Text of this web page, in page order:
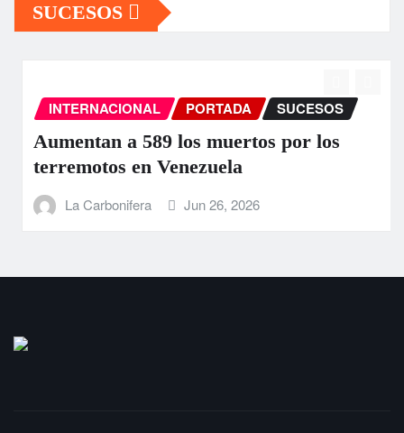
SUCESOS
INTERNACIONAL PORTADA SUCESOS
Aumentan a 589 los muertos por los
terremotos en Venezuela
La Carbonifera Jun 26, 2026